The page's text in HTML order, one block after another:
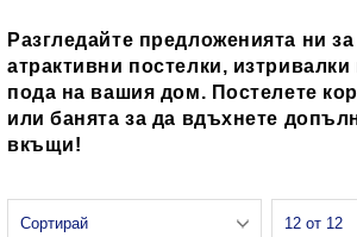
Разгледайте предложенията ни
атрактивни постелки, изтривалки
пода на вашия дом. Постелете
или банята за да вдъхнете
вкъщи!